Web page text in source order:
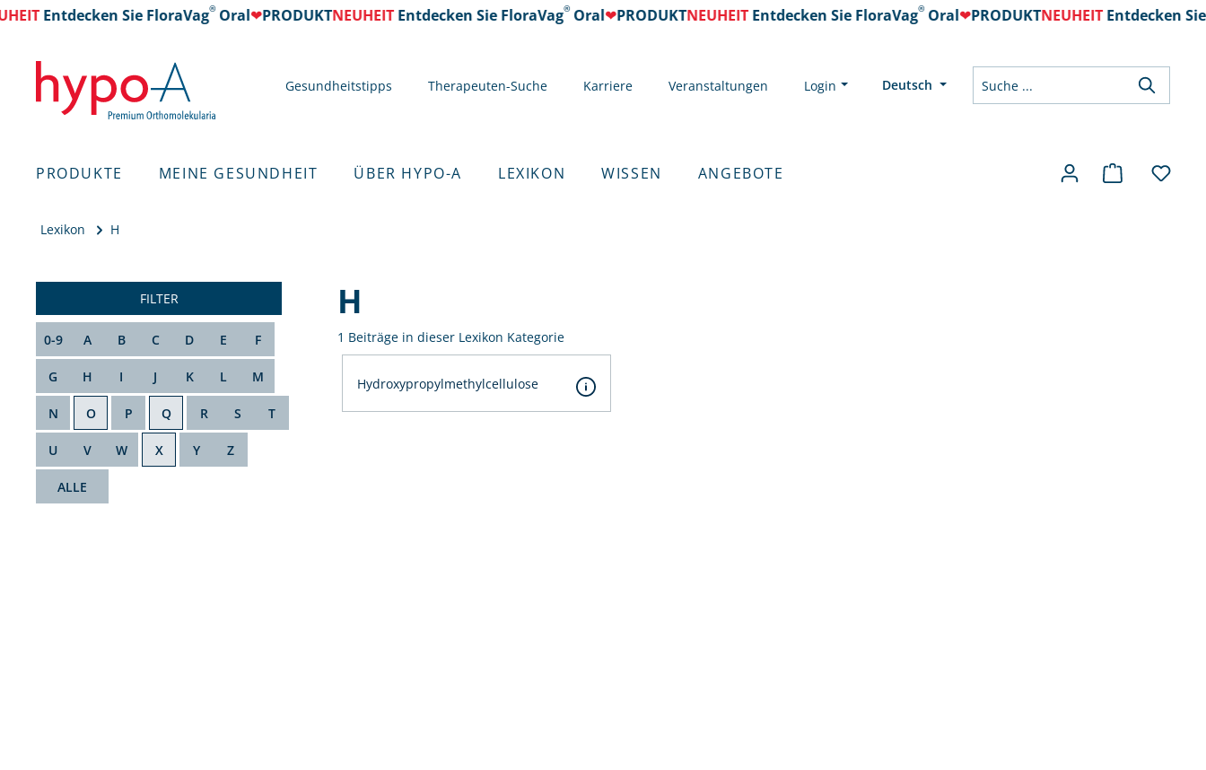
Entdecken Sie FloraVag Oral❤PRODUKTNEUHEITEntdecken Sie FloraVag Oral❤PRODUKTNEUHEITEntdecken Sie FloraVag Oral❤PRODUKTNEUHEITEntdecken Sie
Gesundheitstipps Therapeuten-Suche Karriere Veranstaltungen Login Deutsch
PRODUKTE MEINE GESUNDHEIT ÜBER HYPO-A LEXIKON WISSEN ANGEBOTE
Lexikon H
FILTER
0-9 A B C D E F
G H I J K L M
N O P Q R S T
U V W X Y Z
ALLE
H
1 Beiträge in dieser Lexikon Kategorie
Hydroxypropylmethylcellulose